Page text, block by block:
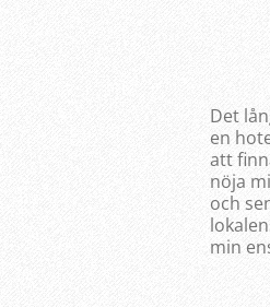
Det
en
att
nöja
och
min